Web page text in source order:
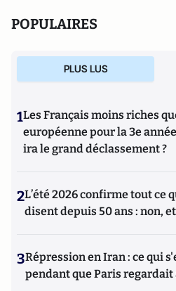
POPULAIRES
PLUS LUS
1Les Français moins riches
européenne pour la 3e
ira le grand déclassement ?
2L’été 2026 confirme tout ce
disent depuis 50 ans : non,
3Répression en Iran : ce qui
pendant que Paris